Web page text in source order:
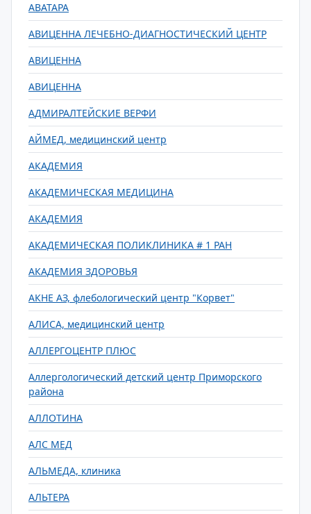
АВАТАРА
АВИЦЕННА ЛЕЧЕБНО-ДИАГНОСТИЧЕСКИЙ ЦЕНТР
АВИЦЕННА
АВИЦЕННА
АДМИРАЛТЕЙСКИЕ ВЕРФИ
АЙМЕД, медицинский центр
АКАДЕМИЯ
АКАДЕМИЧЕСКАЯ МЕДИЦИНА
АКАДЕМИЯ
АКАДЕМИЧЕСКАЯ ПОЛИКЛИНИКА # 1 РАН
АКАДЕМИЯ ЗДОРОВЬЯ
АКНЕ АЗ, флебологический центр "Корвет"
АЛИСА, медицинский центр
АЛЛЕРГОЦЕНТР ПЛЮС
Аллергологический детский центр Приморского
района
АЛЛОТИНА
АЛС МЕД
АЛЬМЕДА, клиника
АЛЬТЕРА